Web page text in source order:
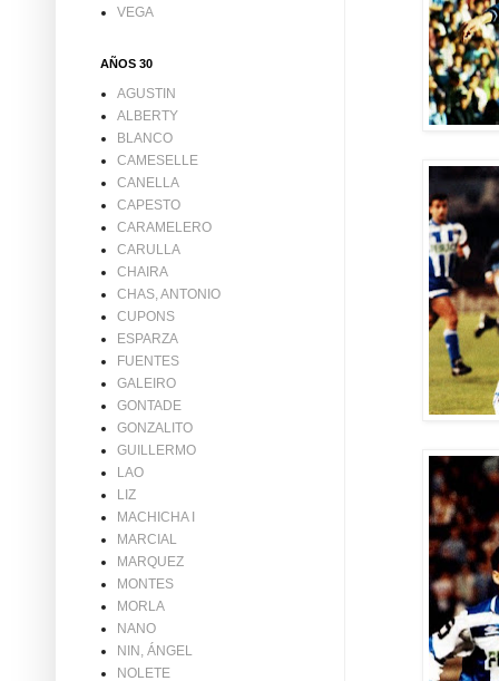
VEGA
AÑOS 30
AGUSTIN
ALBERTY
BLANCO
CAMESELLE
CANELLA
CAPESTO
CARAMELERO
CARULLA
CHAIRA
CHAS, ANTONIO
CUPONS
ESPARZA
FUENTES
GALEIRO
GONTADE
GONZALITO
GUILLERMO
LAO
LIZ
MACHICHA I
MARCIAL
MARQUEZ
MONTES
MORLA
NANO
NIN, ÁNGEL
NOLETE